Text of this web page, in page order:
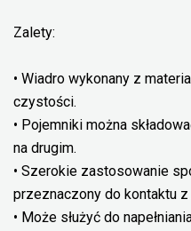
Zalety:
• Wiadro wykonany z
czystości.
• Pojemniki można
na drugim.
• Szerokie zastosowanie
przeznaczony do kontaktu
• Może służyć do